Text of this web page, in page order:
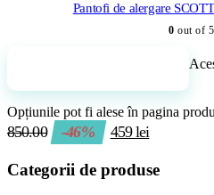
Pantofi de alergare
0 out of 5
Opțiunile pot fi alese în pagina
850.00 -46% 459lei
Categorii de produse